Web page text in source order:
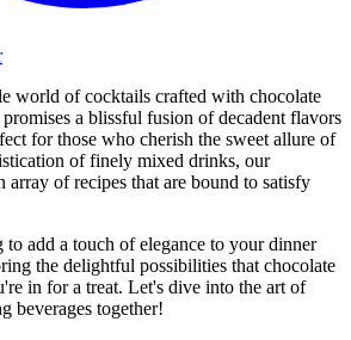
world of cocktails crafted with chocolate
a blissful fusion of decadent flavors
for those who cherish the sweet allure of
of finely mixed drinks, our
array of recipes that are bound to satisfy
to add a touch of elegance to your dinner
the delightful possibilities that chocolate
in for a treat. Let's dive into the art of
beverages together!